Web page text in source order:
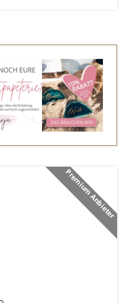
Premium Anbieter